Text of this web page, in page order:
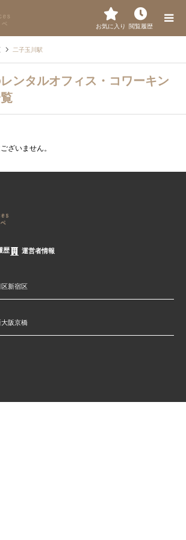
お気に入り 閲覧履歴
二子玉川駅
ンタルオフィス・コワーキン
ざいません。
歴 運営者情報
区新宿区
大阪京橋